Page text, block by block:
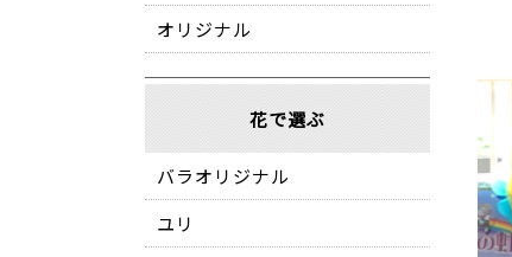
オリジナル
花で選ぶ
バラオリジナル
ユリ